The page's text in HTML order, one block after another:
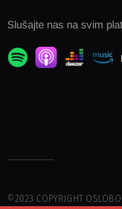
Slušajte nas na svim
©2023 COPYRIGHT